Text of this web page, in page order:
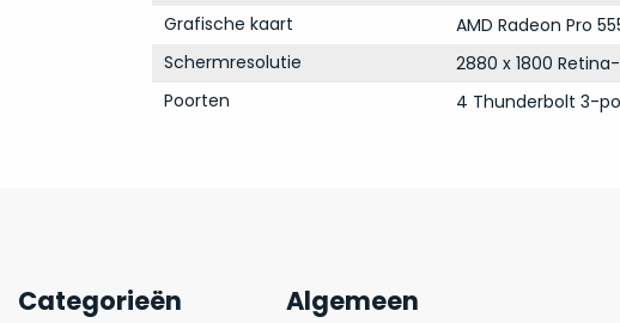
Grafische kaart
AMD Radeon Pro
Schermresolutie
2880 x 1800
Poorten
4 Thunderbolt 3-
Categorieën Algemeen